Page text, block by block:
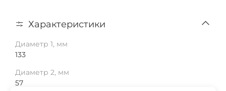
Характеристики
Диаметр 1, мм
133
Диаметр 2, мм
57